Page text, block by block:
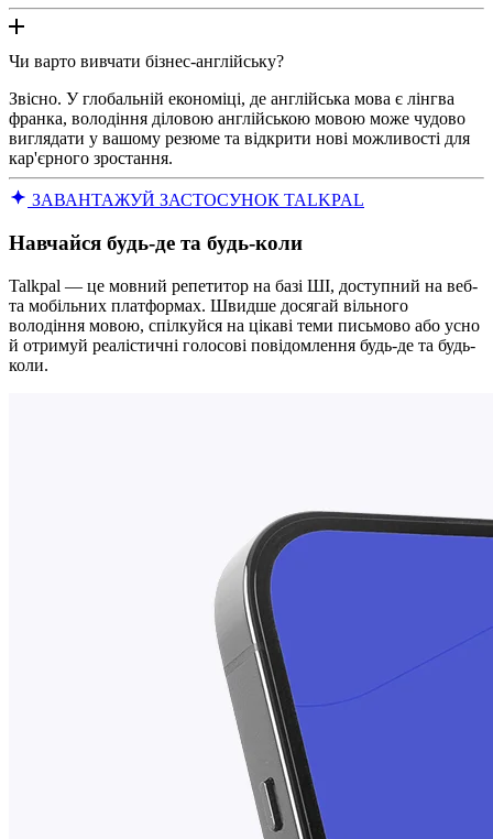
Чи варто вивчати бізнес-англійську?
Звісно. У глобальній економіці, де англійська мова є лінгва
франка, володіння діловою англійською мовою може чудово
виглядати у вашому резюме та відкрити нові можливості для
кар'єрного зростання.
ЗАВАНТАЖУЙ ЗАСТОСУНОК TALKPAL
Навчайся будь-де та будь-коли
Talkpal — це мовний репетитор на базі ШІ, доступний на веб-
та мобільних платформах. Швидше досягай вільного
володіння мовою, спілкуйся на цікаві теми письмово або усно
й отримуй реалістичні голосові повідомлення будь-де та будь-
коли.